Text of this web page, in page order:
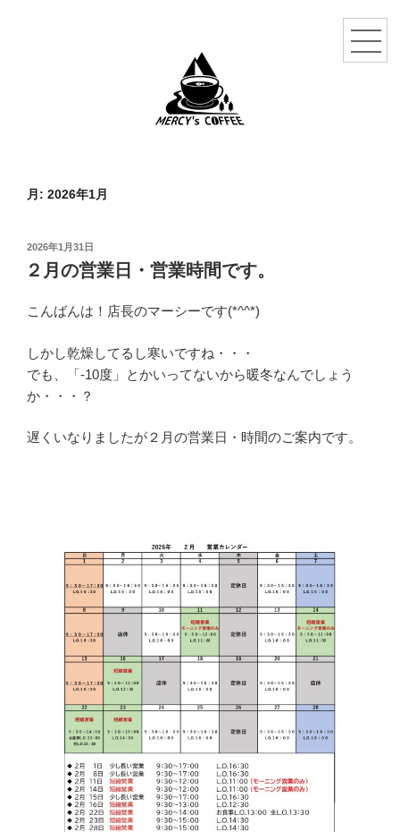
月: 2026年1月
投
稿
日:
2026年1月31日
２月の営業日・営業時間です。
こんばんは！店長のマーシーです(*^^*)
しかし乾燥してるし寒いですね・・・
でも、「-10度」とかいってないから暖冬なんでしょう
か・・・？
遅くいなりましたが２月の営業日・時間のご案内です。